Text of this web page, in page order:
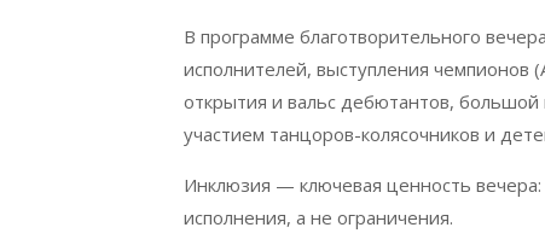
В программе благотворительного
исполнителей, выступления чемпионов (
открытия и вальс дебютантов,
участием танцоров-колясочников и
Инклюзия — ключевая ценность
исполнения, а не ограничения.